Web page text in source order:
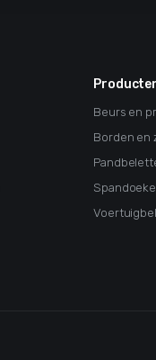
Beurs en
Borden en